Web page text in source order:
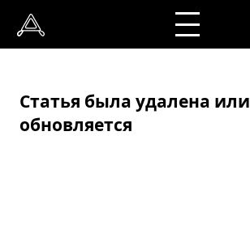
Статья была удалена или
обновляется